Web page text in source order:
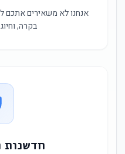
אנחנו לא משאירים אתכם
בקרה,
חדשנות